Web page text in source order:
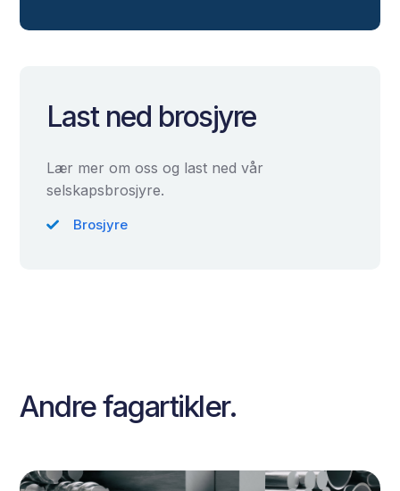
Last ned brosjyre
Lær mer om oss og last ned vår
selskapsbrosjyre.
Brosjyre
Andre fagartikler.